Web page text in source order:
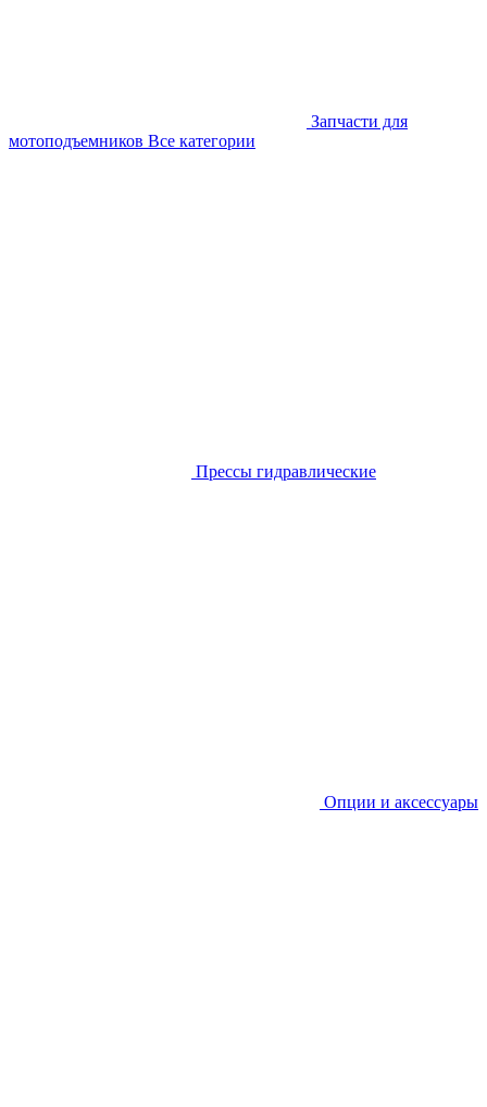
Запчасти для
мотоподъемников Все категории
Прессы гидравлические
Опции и аксессуары